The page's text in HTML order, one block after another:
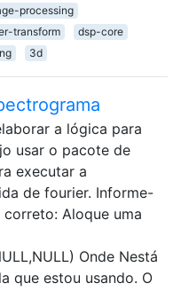
processing
transform
dsp-core
3d
a lógica para
usar o pacote de
executar a
de fourier. Informe-
Aloque uma
Onde Nestá
que estou usando. O